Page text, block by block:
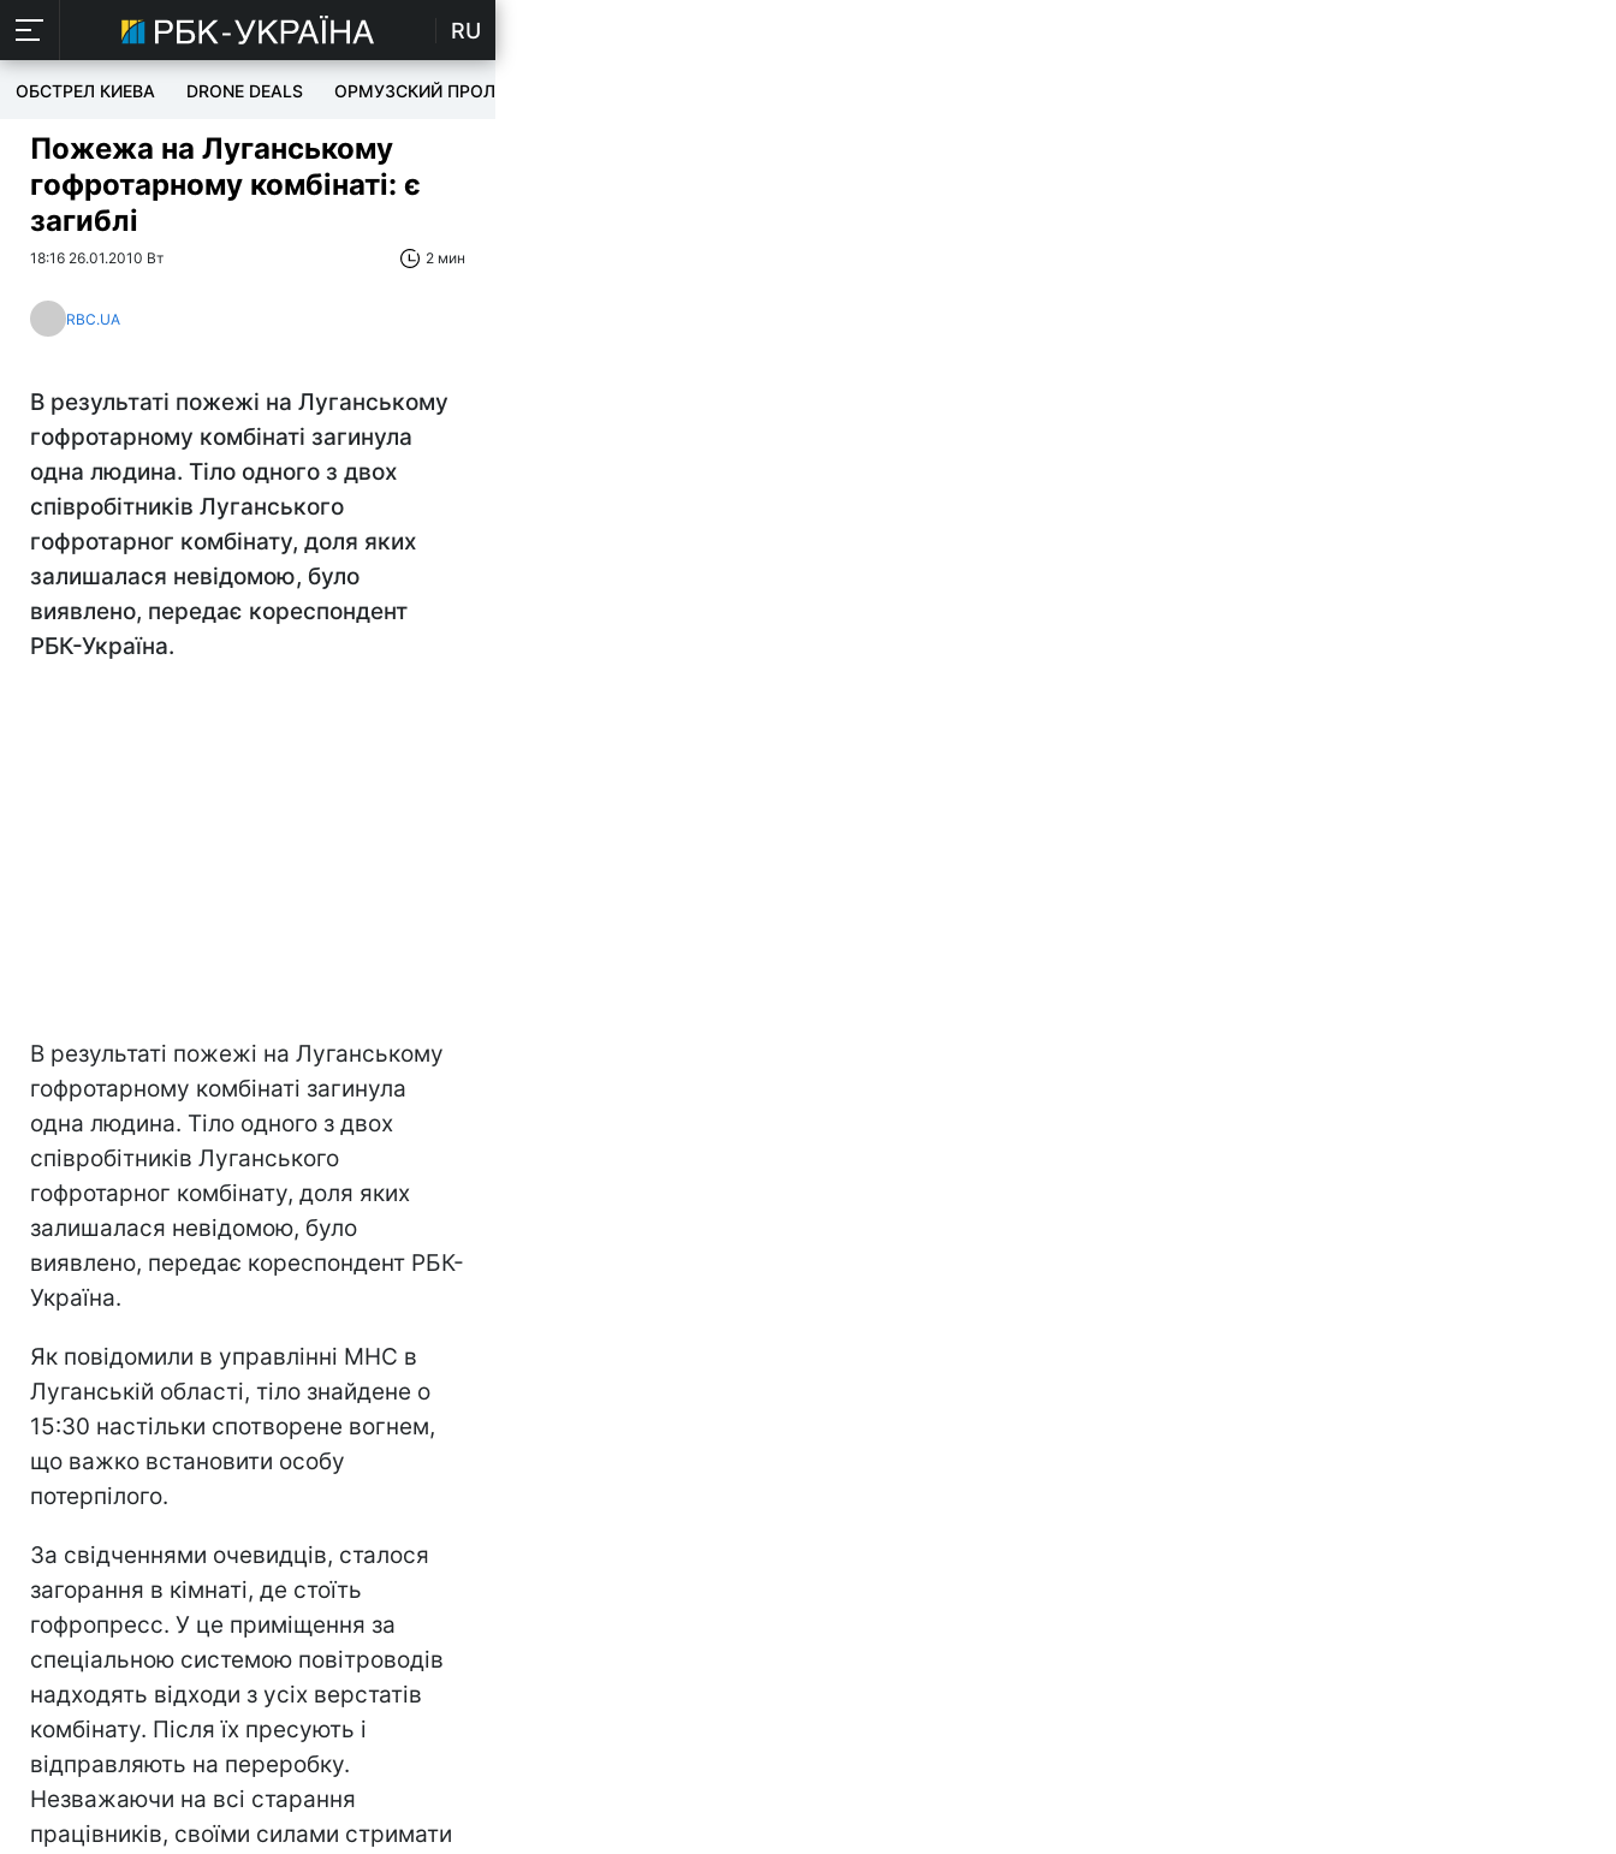
RU
ОБСТРЕЛ КИЕВА DRONE DEALS ОРМУЗСКИЙ ПРОЛИВ
Пожежа на Луганському
гофротарному комбінаті: є
загиблі
18:16 26.01.2010 Вт 2 мин
RBC.UA
В результаті пожежі на Луганському
гофротарному комбінаті загинула
одна людина. Тіло одного з двох
співробітників Луганського
гофротарног комбінату, доля яких
залишалася невідомою, було
виявлено, передає кореспондент
РБК-Україна.
В результаті пожежі на Луганському
гофротарному комбінаті загинула
одна людина. Тіло одного з двох
співробітників Луганського
гофротарног комбінату, доля яких
залишалася невідомою, було
виявлено, передає кореспондент РБК-
Україна.
Як повідомили в управлінні МНС в
Луганській області, тіло знайдене о
15:30 настільки спотворене вогнем,
що важко встановити особу
потерпілого.
За свідченнями очевидців, сталося
загорання в кімнаті, де стоїть
гофропресс. У це приміщення за
спеціальною системою повітроводів
надходять відходи з усіх верстатів
комбінату. Після їх пресують і
відправляють на переробку.
Незважаючи на всі старання
працівників, своїми силами стримати